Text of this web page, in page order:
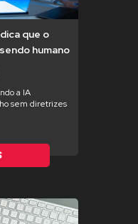
que o
humano
a IA
sem diretrizes